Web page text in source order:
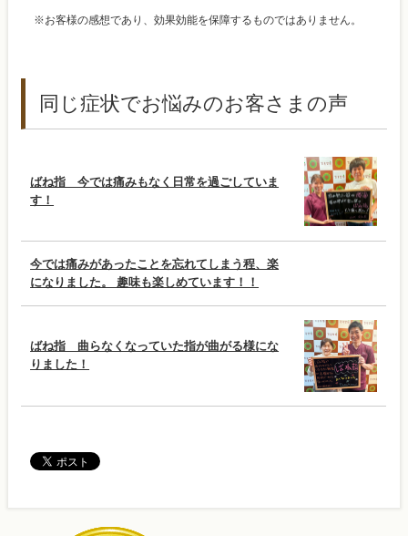
※お客様の感想であり、効果効能を保障するものではありません。
同じ症状でお悩みのお客さまの声
ばね指 今では痛みもなく日常を過ごしていま
す！
今では痛みがあったことを忘れてしまう程、楽
になりました。 趣味も楽しめています！！
ばね指 曲らなくなっていた指が曲がる様にな
りました！